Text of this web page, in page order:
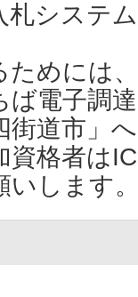
札システ
ためには
ば電子調
道市」
資格者は
いします